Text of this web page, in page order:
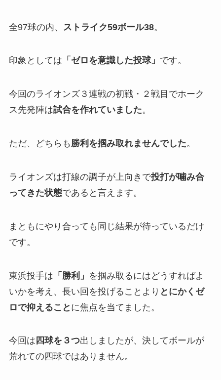
全97球の内、 ストライク59ボール38。
印象としては 「ゼロを意識した投球」 です。
今回のライオンズ３連戦の初戦・２戦目でホーク
ス先発陣は試合を作れていました。
ただ、どちらも 勝利を掴み取れませんでした。
ライオンズは打線の調子が上向きで投打が噛み合
ってきた状態であると言えます。
まともにやり合っても同じ結果が待っているだけ
です。
東浜投手は 「勝利」 を掴み取るにはどうすればよ
いかを考え、長い回を投げることより とにかくゼ
ロで抑えること に焦点を当てました。
今回は 四球を３つ出しましたが、決してボールが
荒れての四球ではありません。